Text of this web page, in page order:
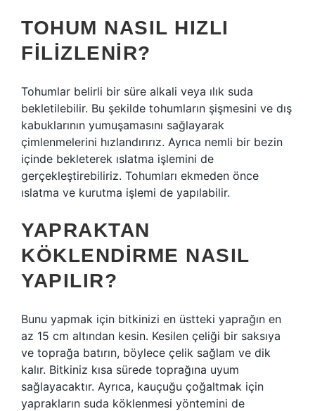
TOHUM NASIL HIZLI
FILIZLENIR?
Tohumlar belirli bir süre alkali veya ılık suda
bekletilebilir. Bu şekilde tohumların şişmesini ve dış
kabuklarının yumuşamasını sağlayarak
çimlenmelerini hızlandırırız. Ayrıca nemli bir bezin
içinde bekleterek ıslatma işlemini de
gerçekleştirebiliriz. Tohumları ekmeden önce
ıslatma ve kurutma işlemi de yapılabilir.
YAPRAKTAN
KÖKLENDIRME NASIL
YAPILIR?
Bunu yapmak için bitkinizi en üstteki yaprağın en
az 15 cm altından kesin. Kesilen çeliği bir saksıya
ve toprağa batırın, böylece çelik sağlam ve dik
kalır. Bitkiniz kısa sürede toprağına uyum
sağlayacaktır. Ayrıca, kauçuğu çoğaltmak için
yaprakların suda köklenmesi yöntemini de